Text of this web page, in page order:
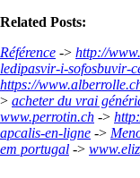
Related Posts:
Référence -> http://
ledipasvir-i-sofosbuvir-
https://
> acheter du vrai
www.perrotin.ch ->
apcalis-en-ligne ->
em portugal ->